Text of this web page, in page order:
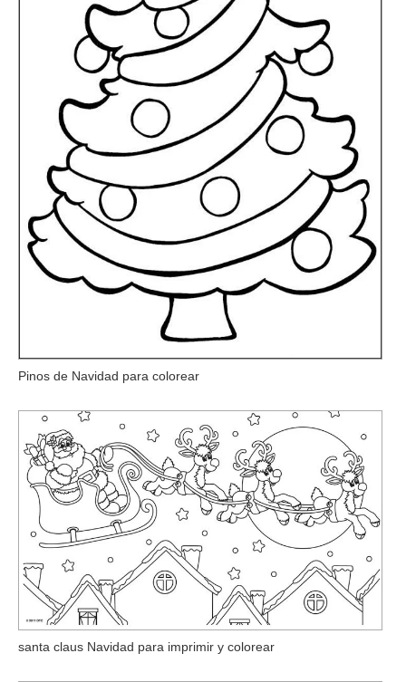
Pinos de Navidad para colorear
santa claus Navidad para imprimir y colorear